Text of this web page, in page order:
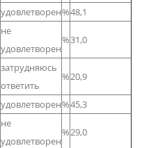
удовлетворен%48,1
не
удовлетворен
%31,0
затрудняюсь
ответить
%20,9
удовлетворен%45,3
не
удовлетворен
%29,0